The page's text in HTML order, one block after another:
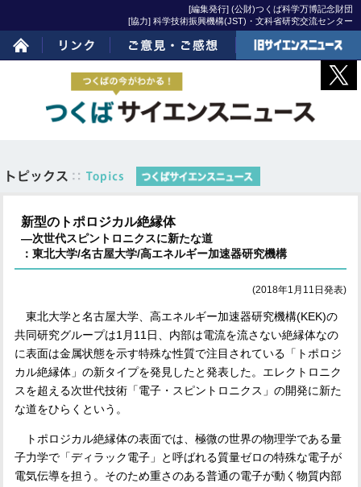
[編集発行] (公財)つくば科学万博記念財団
[協力] 科学技術振興機構(JST)・文科省研究交流センター
ホーム リンク ご意見・ご感想
旧サイエンスニュー
新型のトポロジカル絶縁体
―次世代スピントロニクスに新たな道
：東北大学/名古屋大学/高エネルギー加速器研究機構
(2018年1月11日発表)
東北大学と名古屋大学、高エネルギー加速器研究機構(KEK)の
共同研究グループは1月11日、内部は電流を流さない絶縁体なの
に表面は金属状態を示す特殊な性質で注目されている「トポロジ
カル絶縁体」の新タイプを発見したと発表した。エレクトロニク
スを超える次世代技術「電子・スピントロニクス」の開発に新た
な道をひらくという。
トポロジカル絶縁体の表面では、極微の世界の物理学である量
子力学で「ディラック電子」と呼ばれる質量ゼロの特殊な電子が
電気伝導を担う。そのため重さのある普通の電子が動く物質内部